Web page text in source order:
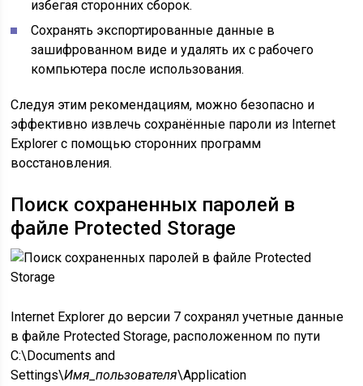
избегая сторонних сборок.
Сохранять экспортированные данные в
зашифрованном виде и удалять их с рабочего
компьютера после использования.
Следуя этим рекомендациям, можно безопасно и
эффективно извлечь сохранённые пароли из Internet
Explorer с помощью сторонних программ
восстановления.
Поиск сохраненных паролей в
файле Protected Storage
Internet Explorer до версии 7 сохранял учетные данные
в файле Protected Storage, расположенном по пути
C:\Documents and
Settings\Имя_пользователя\Application